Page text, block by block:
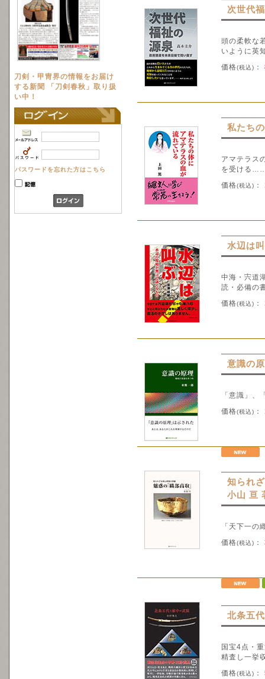
刀剣・甲冑界の情報をお届け
する新聞 「刀剣春秋」取り扱
い中！
パスワードを忘れた方はこちら
次世代
頭の柔軟な
いように英
価格(税込) ：
私たち
アマテラス
を受ける
価格(税込) ：
水辺は
中海・宍道
読・必備の
価格(税込) ：
意識の
「意識」、
価格(税込) ：
知られ
小山 亘
「天下一の
価格(税込) ：
北条五
国宝4点・
精査し一挙
価格(税込) ：